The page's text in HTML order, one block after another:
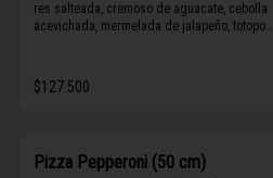
res salteada, cremoso de aguacate, cebolla
acevichada, mermelada de jalapeño, totopos
$127.500
Pizza Pepperoni (50 cm)